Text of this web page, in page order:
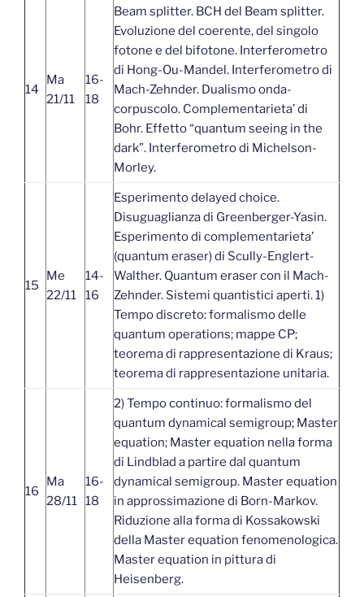
14
Ma
21/11
16-
18
Beam splitter. BCH del Beam splitter.
Evoluzione del coerente, del singolo
fotone e del bifotone. Interferometro
di Hong-Ou-Mandel. Interferometro di
Mach-Zehnder. Dualismo onda-
corpuscolo. Complementarieta’ di
Bohr. Effetto “quantum seeing in the
dark”. Interferometro di Michelson-
Morley.
15
Me
22/11
14-
16
Esperimento delayed choice.
Disuguaglianza di Greenberger-Yasin.
Esperimento di complementarieta’
(quantum eraser) di Scully-Englert-
Walther. Quantum eraser con il Mach-
Zehnder. Sistemi quantistici aperti. 1)
Tempo discreto: formalismo delle
quantum operations; mappe CP;
teorema di rappresentazione di Kraus;
teorema di rappresentazione unitaria.
16
Ma
28/11
16-
18
2) Tempo continuo: formalismo del
quantum dynamical semigroup; Master
equation; Master equation nella forma
di Lindblad a partire dal quantum
dynamical semigroup. Master equation
in approssimazione di Born-Markov.
Riduzione alla forma di Kossakowski
della Master equation fenomenologica.
Master equation in pittura di
Heisenberg.